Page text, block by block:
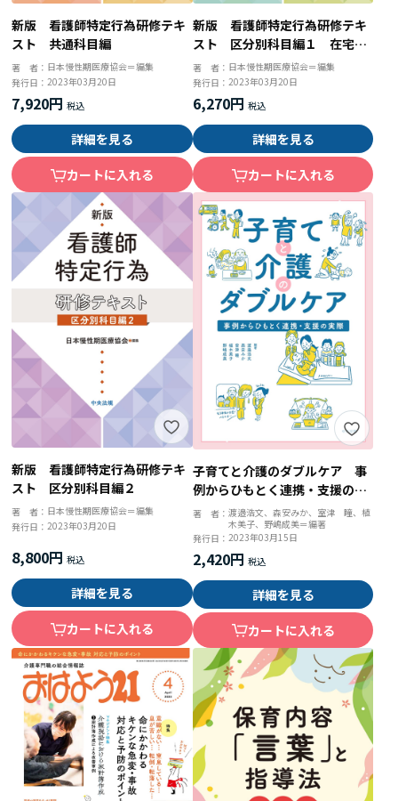
新版 看護師特定行為研修テキ
スト 共通科目編
著 者： 日本慢性期医療協会＝編集
発行日：2023年03月20日
7,920円
詳細を見る
カートに入れる
新版 看護師特定行為研修テキ
スト 区分別科目編１ 在宅・
慢性期パッケージ対応
著 者： 日本慢性期医療協会＝編集
発行日： 2023年03月20日
6,270円
詳細を見る
カートに入れる
新版 看護師特定行為研修テキ
スト 区分別科目編２
著 者： 日本慢性期医療協会＝編集
発行日：2023年03月20日
8,800円
詳細を見る
カートに入れる
子育てと介護のダブルケア 事
例からひもとく連携・支援の実
際
著 者： 渡邉浩文、森安みか、室津 瞳、植
木美子、野嶋成美＝編著
発行日： 2023年03月15日
2,420円
詳細を見る
カートに入れる